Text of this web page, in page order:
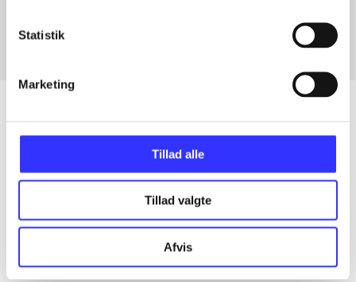
Statistik
Marketing
Tillad alle
Tillad valgte
Afvis
Alle registrerede artikler fordelt på udgivelser
...